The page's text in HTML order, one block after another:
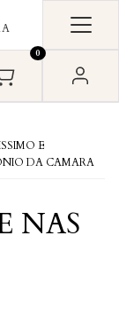
0
E
DA CAMARA
NAS